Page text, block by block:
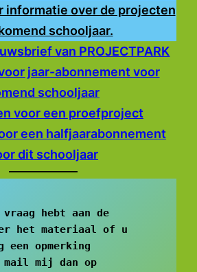
informatie over de projecten
schooljaar.
van PROJECTPARK
jaar-abonnement voor
schooljaar
voor een proefproject
een halfjaarabonnement
dit schooljaar
hebt aan de
het materiaal of u
opmerking
mail mij dan op